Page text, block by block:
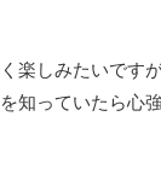
楽しみたいです
知っていたら心